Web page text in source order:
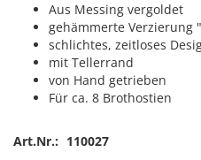
Aus Messing vergoldet
gehämmerte Verzierung
schlichtes, zeitloses
mit Tellerrand
von Hand getrieben
Für ca. 8 Brothostien
Art.Nr.: 110027